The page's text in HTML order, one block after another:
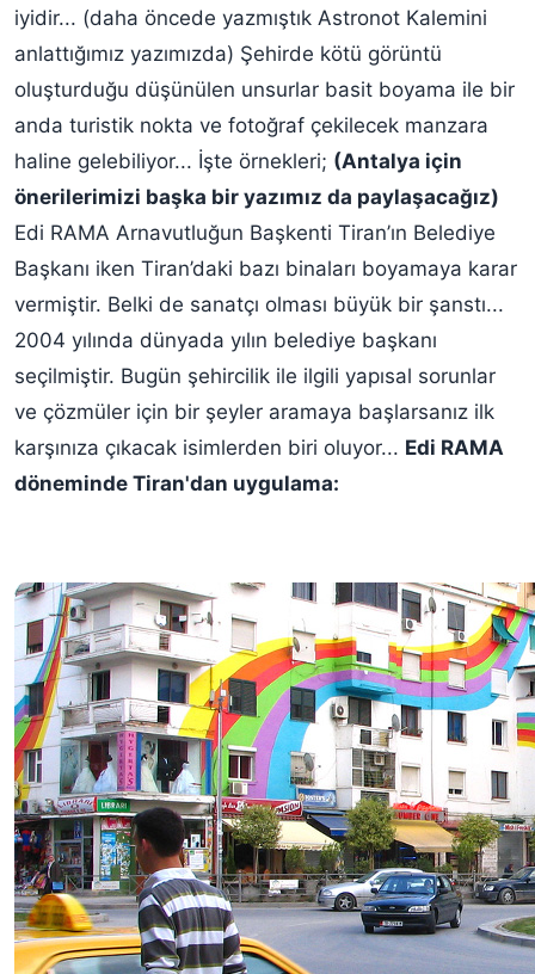
iyidir... (daha öncede yazmıştık Astronot Kalemini
anlattığımız yazımızda) Şehirde kötü görüntü
oluşturduğu düşünülen unsurlar basit boyama ile bir
anda turistik nokta ve fotoğraf çekilecek manzara
haline gelebiliyor... İşte örnekleri; (Antalya için
önerilerimizi başka bir yazımız da paylaşacağız)
Edi RAMA Arnavutluğun Başkenti Tiran’ın Belediye
Başkanı iken Tiran’daki bazı binaları boyamaya karar
vermiştir. Belki de sanatçı olması büyük bir şanstı...
2004 yılında dünyada yılın belediye başkanı
seçilmiştir. Bugün şehircilik ile ilgili yapısal sorunlar
ve çözmüler için bir şeyler aramaya başlarsanız ilk
karşınıza çıkacak isimlerden biri oluyor... Edi RAMA
döneminde Tiran'dan uygulama: